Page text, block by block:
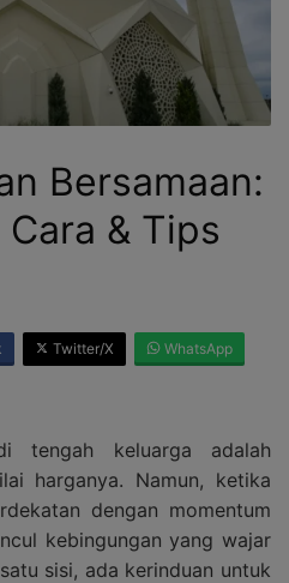
Bersamaan:
& Tips
Twitter/X WhatsApp
tengah keluarga adalah
harganya. Namun, ketika
dengan momentum
kebingungan yang wajar
sisi, ada kerinduan untuk